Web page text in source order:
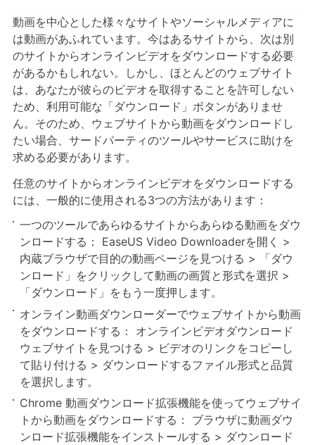
動画を中心とした様々なサイトやソーシャルメディアに
は動画があふれています。今はあるサイトから、次は別
のサイトからオンラインビデオをダウンロードする必要
があるかもしれない。しかし、ほとんどのウェブサイト
は、あなたが彼らのビデオを取得することを許可しない
ため、利用可能な「ダウンロード」ボタンがありませ
ん。そのため、ウェブサイトから動画をダウンロードし
たい場合、サードパーティのツールやサービスに助けを
求める必要があります。
任意のサイトからオンラインビデオをダウンロードする
には、一般的に使用される3つの方法があります：
一つのツールであらゆるサイトからあらゆる動画をダウ
ンロードする： EaseUS Video Downloaderを開く >
内蔵ブラウザで目的の動画ページを見つける > 「ダウ
ンロード」をクリックして動画の画質と形式を選択 >
「ダウンロード」をもう一度押します。
オンライン動画ダウンローダーでウェブサイトから動画
をダウンロードする： オンラインビデオダウンロード
ウェブサイトを見つける > ビデオのリンクをコピーし
て貼り付ける > ダウンロードするファイル形式と品質
を選択します。
Chrome 動画ダウンロード拡張機能を使ってウェブサイ
トから動画をダウンロードする： ブラウザに動画ダウ
ンロード拡張機能をインストールする > ダウンロード